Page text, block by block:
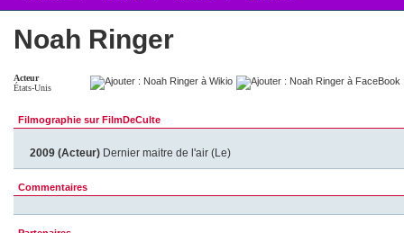
Noah Ringer
Acteur
États-Unis
Filmographie sur FilmDeCulte
2009 (Acteur) Dernier maitre de l'air (Le)
Commentaires